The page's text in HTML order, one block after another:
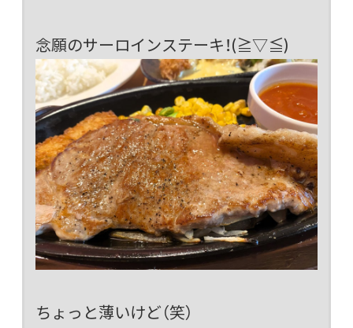
念願のサーロインステーキ！(≧▽≦)
ちょっと薄いけど（笑）